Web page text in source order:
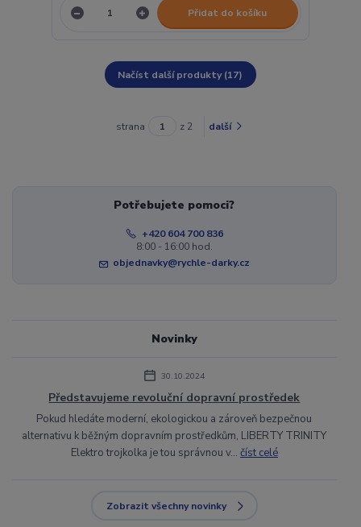
Přidat do košíku
Načíst další produkty (17)
strana z 2 další
Potřebujete pomoci?
+420 604 700 836
8:00 - 16:00 hod.
objednavky@rychle-darky.cz
Novinky
30.10.2024
Představujeme revoluční dopravní prostředek
Pokud hledáte moderní, ekologickou a zároveň bezpečnou
alternativu k běžným dopravním prostředkům, LIBERTY TRINITY
Elektro trojkolka je tou správnou v... číst celé
Zobrazit všechny novinky